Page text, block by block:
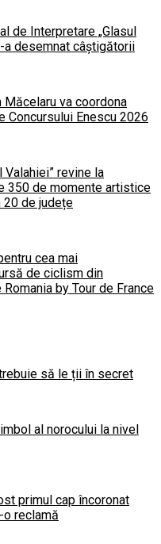
de Interpretare „Glasul
a desemnat câștigătorii
va coordona
Concursului Enescu 2026
Valahiei” revine la
350 de momente artistice
20 de județe
cea mai
de ciclism din
Romania by Tour de France
să le ții în secret
al norocului la nivel
primul cap încoronat
o reclamă